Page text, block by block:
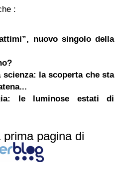
:
nuovo singolo della
la scoperta che sta
le luminose estati di
prima pagina di